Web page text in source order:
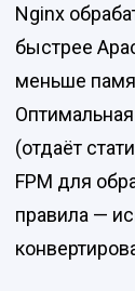
Nginx
быстрее
меньше
(отдаёт
FPM для
правила —